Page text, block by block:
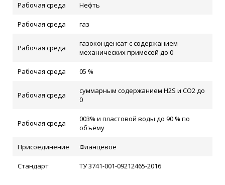
Рабочая среда Нефть
Рабочая среда газ
Рабочая среда
газоконденсат с содержанием
механических примесей до 0
Рабочая среда 05 %
Рабочая среда
суммарным содержанием H2S и CO2 до
0
Рабочая среда
003% и пластовой воды до 90 % по
объёму
Присоединение Фланцевое
Стандарт ТУ 3741-001-09212465-2016